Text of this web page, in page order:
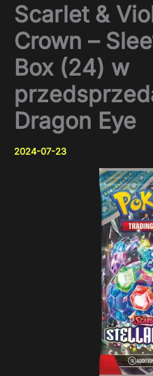
Scarlet &
Crown –
Box (24) w
Dragon Eye
2024-07-23